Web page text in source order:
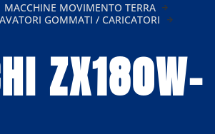
MACCHINE MOVIMENTO TERRA
GOMMATI / CARICATORI
ZX180W-